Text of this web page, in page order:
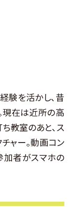
験を活かし、昔
現在は近所の高
教室のあと、ス
ャー。動画コン
加者がスマホの